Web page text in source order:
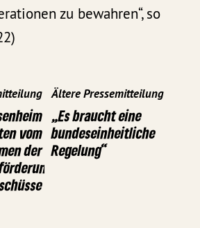
zu bewahren“, so
vom
der
Ältere Pressemitteilung
„Es braucht eine
bundeseinheitliche
Regelung“